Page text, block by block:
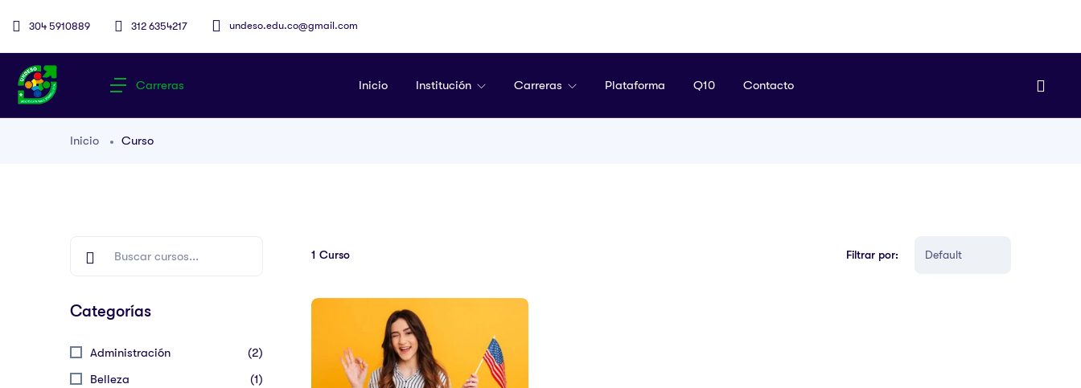
304 5910889 312 6354217 undeso.edu.co@gmail.com
Carreras Inicio Institución Carreras Plataforma Q10 Contacto
Inicio Curso
Categorías
Administración
(2)
Belleza
(1)
1 Curso Filtrar por: